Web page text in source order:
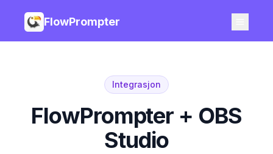
FlowPrompter
Integrasjon
FlowPrompter + OBS
Studio